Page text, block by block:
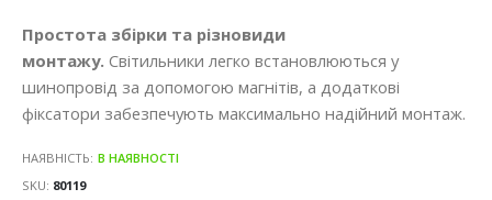
Простота збірки та різновиди
монтажу. Світильники легко встановлюються у
шинопровід за допомогою магнітів, а додаткові
фіксатори забезпечують максимально надійний монтаж.
НАЯВНІСТЬ: В НАЯВНОСТІ
SKU 80119